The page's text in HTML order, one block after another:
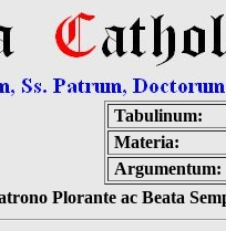
Tabulinum:
Materia:
Argumentum:
Plorante ac Beata